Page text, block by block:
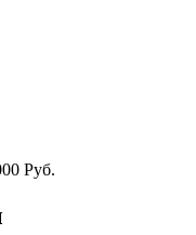
Руб.